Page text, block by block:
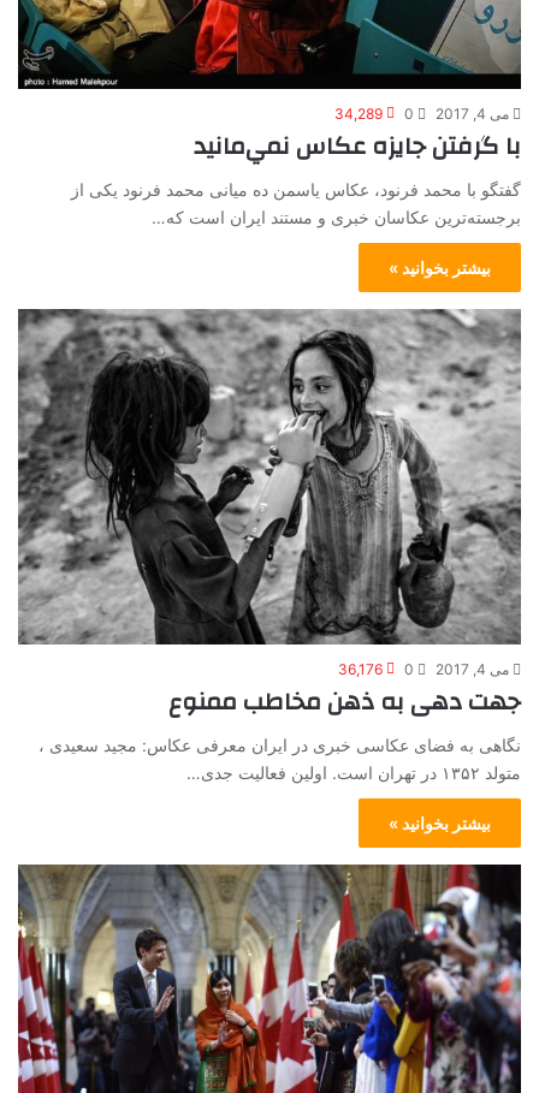
می 4, 2017 0
34,289
با گرفتن جايزه عكاس نمي‌مانيد
گفتگو با محمد فرنود، عکاس یاسمن ده میانی محمد فرنود یکی از
برجسته‌ترین عکاسان خبری و مستند ایران است که…
بیشتر بخوانید »
می 4, 2017 0
36,176
جهت دهی به ذهن مخاطب ممنوع
نگاهی به فضای عکاسی خبری در ایران معرفی عکاس: مجید سعیدی ،
متولد ۱۳۵۲ در تهران است. اولین فعالیت جدی…
بیشتر بخوانید »